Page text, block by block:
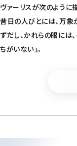
ヴァーリスが次のように
昔日の人びとには、万象
ずだし、かれらの眼には
ちがいない」。